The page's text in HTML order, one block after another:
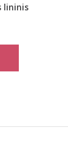
lininis